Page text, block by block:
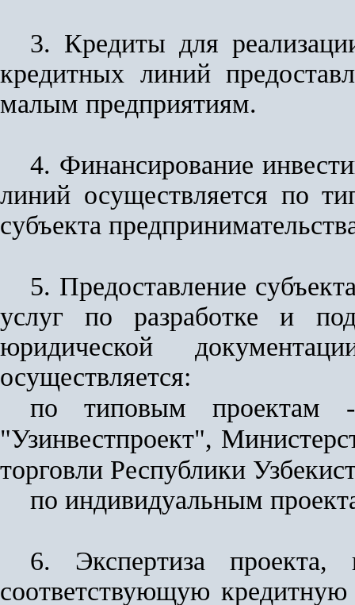
3. Кредиты для
кредитных линий
малым предприятиям.
4. Финансирование
линий осуществляется по
субъекта
5. Предоставление
услуг по разработке и
юридической
осуществляется:
по типовым проектам -
"Узинвестпроект",
торговли Республики
по индивидуальным
6. Экспертиза
соответствующую